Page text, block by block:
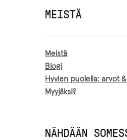
MEISTÄ
Meistä
Blogi
Hyvien puolella: arvot
Myyjäksi?
NÄHDÄÄN